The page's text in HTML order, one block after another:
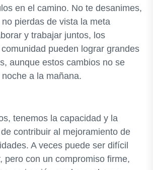
en el camino. No te desanimes,
pierdas de vista la meta
y trabajar juntos, los
pueden lograr grandes
aunque estos cambios no se
a la mañana.
tenemos la capacidad y la
contribuir al mejoramiento de
A veces puede ser difícil
pero con un compromiso firme,